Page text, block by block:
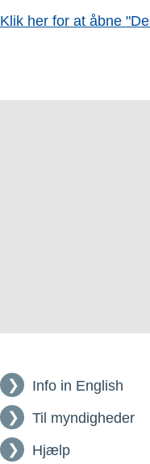
Klik her for at åbne
Info in English
Til myndigheder
Hjælp